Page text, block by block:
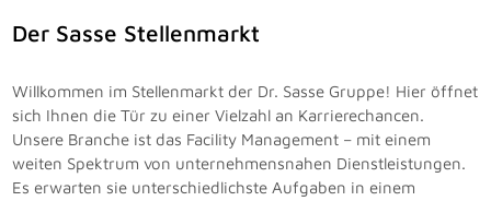
Der Sasse Stellenmarkt
Willkommen im Stellenmarkt der Dr. Sasse Gruppe! Hier öffnet
sich Ihnen die Tür zu einer Vielzahl an Karrierechancen.
Unsere Branche ist das Facility Management – mit einem
weiten Spektrum von unternehmensnahen Dienstleistungen.
Es erwarten sie unterschiedlichste Aufgaben in einem